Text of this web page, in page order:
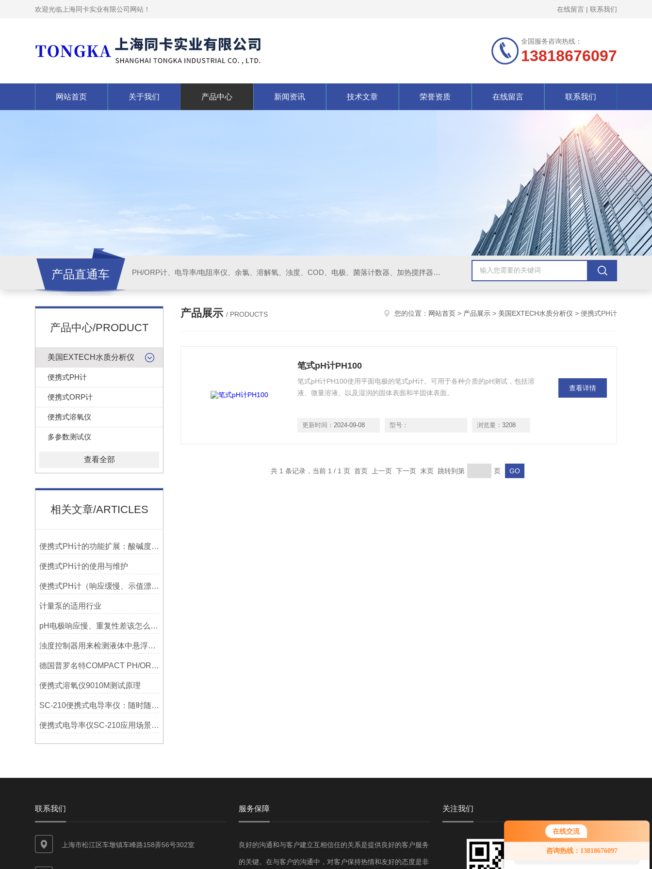
在线交流
咨询热线：13818676097
您好！欢迎前来咨询，很高兴为您
服务，请问您要咨询什么问题呢？
欢迎光临上海同卡实业有限公司网站！ 在线留言 | 联系我们
全国服务咨询热线：
13818676097
网站首页 关于我们 产品中心 新闻资讯 技术文章 荣誉资质 在线留言 联系我们
产品直通车 PH/ORP计、电导率/电阻率仪、余氯、溶解氧、浊度、COD、电极、菌落计数器、加热搅拌器、蒸馏水制造器、标准液、电缆线、计量泵、加药装置、可燃气体探测器、防爆声光报警器、家用可燃气体报警器、风速仪、红外线测温仪、声级计
产品中心/PRODUCT
美国EXTECH水质分析仪
便携式PH计
便携式ORP计
便携式溶氧仪
多参数测试仪
查看全部
相关文章/ARTICLES
便携式PH计的功能扩展：酸碱度测定与温度补偿
便携式PH计的使用与维护
便携式PH计（响应缓慢、示值漂移、重复性差、准确度低）的解决办法
计量泵的适用行业
pH电极响应慢、重复性差该怎么处理？
浊度控制器用来检测液体中悬浮物浓度的装置
德国普罗名特COMPACT PH/ORP中文说明书
便携式溶氧仪9010M测试原理
SC-210便携式电导率仪：随时随地，轻松监测水质
便携式电导率仪SC-210应用场景详解
产品展示 / PRODUCTS 您的位置： 网站首页 > 产品展示 > 美国EXTECH水质分析仪 > 便携式PH计
笔式pH计PH100
笔式pH计PH100使用平面电极的笔式pH计。可用于各种介质的pH测试，包括溶
液、微量溶液、以及湿润的固体表面和半固体表面。
更新时间： 2024-09-08 型号： 浏览量： 3208
查看详情
共 1 条记录，当前 1 / 1 页 首页 上一页 下一页 末页 跳转到第 页
联系我们
上海市松江区车墩镇车峰路158弄56号302室
服务保障
良好的沟通和与客户建立互相信任的关系是提供良好的客户服务
的关键。在与客户的沟通中，对客户保持热情和友好的态度是非
关注我们